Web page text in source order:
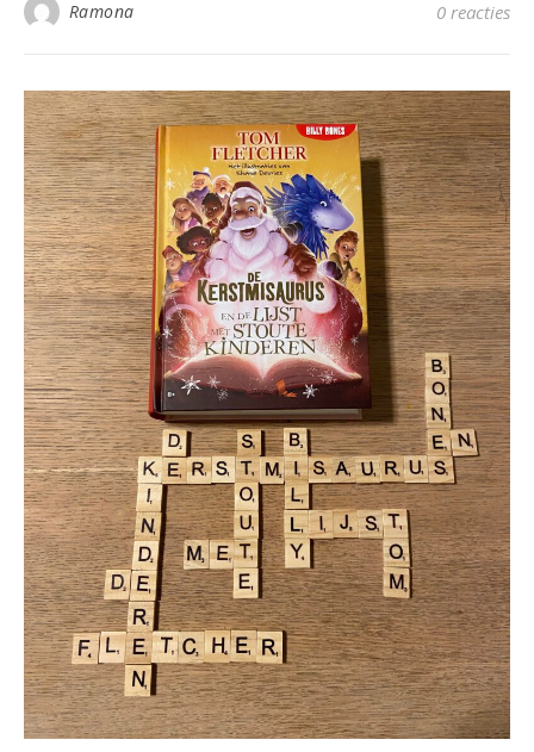
Ramona 0 reacties